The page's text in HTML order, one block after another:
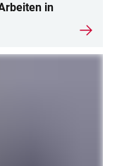
in